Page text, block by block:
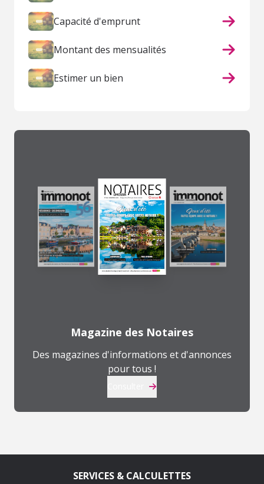
Capacité d'emprunt
Montant des mensualités
Estimer un bien
Magazine des Notaires
Des magazines d'informations et d'annonces
pour tous !
SERVICES & CALCULETTES